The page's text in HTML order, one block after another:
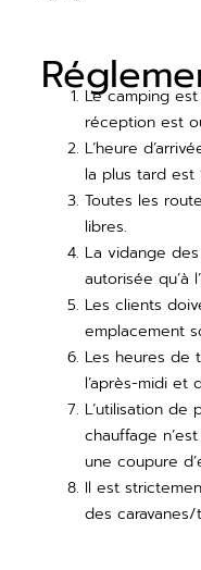
Le camping
réception est
L’heure
la plus tard est
Toutes les
libres.
La vidange
autorisée qu’à
Les clients
emplacement
Les heures de
l’après-midi et
L’utilisation
chauffage
une coupure
Il est
des